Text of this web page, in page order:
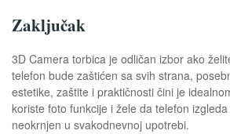
Zaključak
3D Camera torbica je odličan izbor ako
telefon bude zaštićen sa svih strana,
estetike, zaštite i praktičnosti čini je
koriste foto funkcije i žele da telefon
neokrnjen u svakodnevnoj upotrebi.